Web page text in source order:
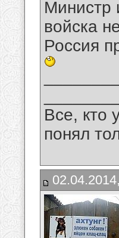
Министр
войска
Россия
Все, кто
понял